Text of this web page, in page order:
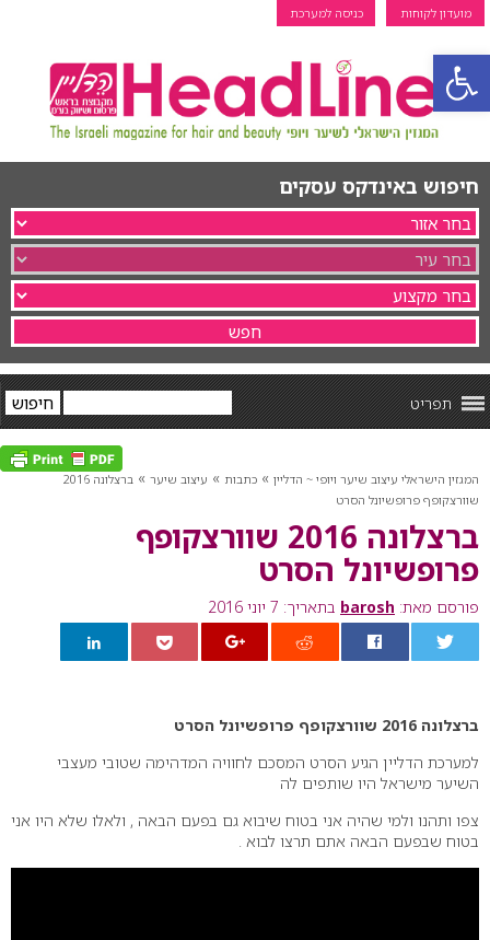
פתח סרגל נגישות
מועדון לקוחות כניסה למערכת
חיפוש באינדקס עסקים
תפריט
המגזין הישראלי עיצוב שיער ויופי ~ הדליין » כתבות » עיצוב שיער »
ברצלונה 2016
שוורצקופף פרופשיונל הסרט
ברצלונה 2016 שוורצקופף
פרופשיונל הסרט
פורסם מאת: barosh בתאריך: 7 יוני 2016
ברצלונה 2016 שוורצקופף פרופשיונל הסרט
למערכת הדליין הגיע הסרט המסכם לחוויה המדהימה שטובי מעצבי
השיער מישראל היו שותפים לה
צפו ותהנו ולמי שהיה אני בטוח שיבוא גם בפעם הבאה , ולאלו שלא היו אני
בטוח שבפעם הבאה אתם תרצו לבוא .